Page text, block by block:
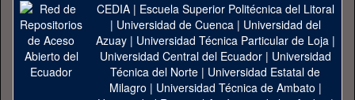
CEDIA| Escuela Superior Politécnica del Litoral
| Universidad de Cuenca| Universidad del
Azuay| Universidad Técnica Particular de Loja|
Universidad Central del Ecuador| Universidad
Técnica del Norte | Universidad Estatal de
Milagro | Universidad Técnica de Ambato |